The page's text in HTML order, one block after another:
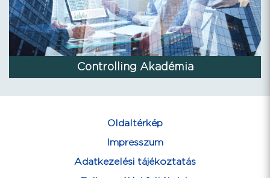
Controlling Akadémia
Oldaltérkép
Impresszum
Adatkezelési tájékoztatás